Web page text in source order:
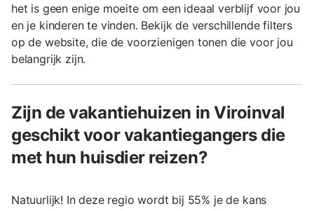
het is geen enige moeite om een ideaal verblijf voor jou
en je kinderen te vinden. Bekijk de verschillende filters
op de website, die de voorzienigen tonen die voor jou
belangrijk zijn.
Zijn de vakantiehuizen in Viroinval
geschikt voor vakantiegangers die
met hun huisdier reizen?
Natuurlijk! In deze regio wordt bij 55% je de kans